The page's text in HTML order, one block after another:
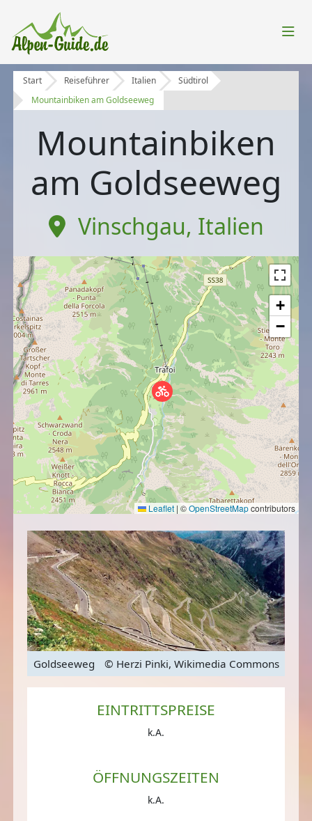
Start Reiseführer Italien
Südtirol
Mountainbiken am Goldseeweg
Mountainbiken
am Goldseeweg
Vinschgau, Italien
+
−
Leaflet | ©OpenStreetMapcontributors
Goldseeweg © Herzi Pinki, Wikimedia Commons
EINTRITTSPREISE
k.A.
ÖFFNUNGSZEITEN
k.A.